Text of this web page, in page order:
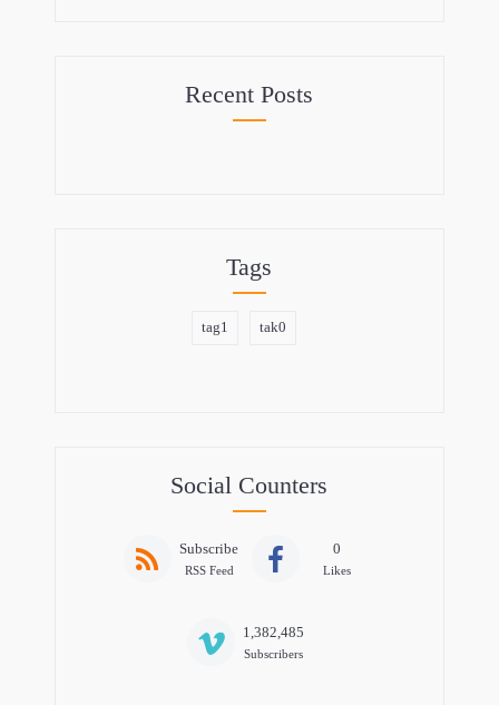
Recent Posts
Tags
tag1 tak0
Social Counters
Subscribe
RSS Feed
0
Likes
1,382,485
Subscribers